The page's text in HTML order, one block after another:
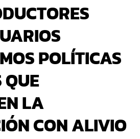
POLÍTICAS
LA
CON ALIVIO